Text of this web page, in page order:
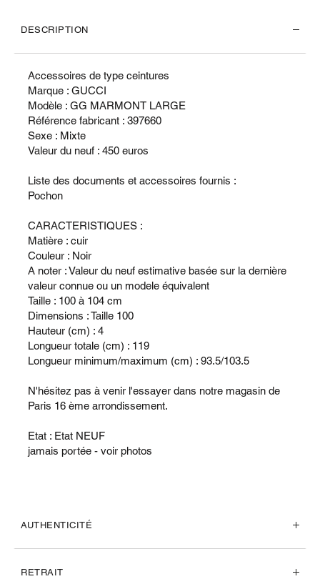
DESCRIPTION
Accessoires de type ceintures
Marque : GUCCI
Modèle : GG MARMONT LARGE
Référence fabricant : 397660
Sexe : Mixte
Valeur du neuf : 450 euros
Liste des documents et accessoires fournis :
Pochon
CARACTERISTIQUES :
Matière : cuir
Couleur : Noir
A noter : Valeur du neuf estimative basée sur la dernière
valeur connue ou un modele équivalent
Taille : 100 à 104 cm
Dimensions : Taille 100
Hauteur (cm) : 4
Longueur totale (cm) : 119
Longueur minimum/maximum (cm) : 93.5/103.5
N'hésitez pas à venir l'essayer dans notre magasin de
Paris 16 ème arrondissement.
Etat : Etat NEUF
jamais portée - voir photos
AUTHENTICITÉ
RETRAIT